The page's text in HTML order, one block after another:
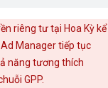
riêng tư tại Hoa Kỳ kể
Manager tiếp tục
năng tương thích
GPP.